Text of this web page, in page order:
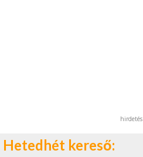
hirdetés
Hetedhét kereső: